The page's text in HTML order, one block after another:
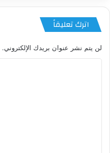
اترك تعليقاً
لن يتم نشر عنوان بريدك الإلكتروني.